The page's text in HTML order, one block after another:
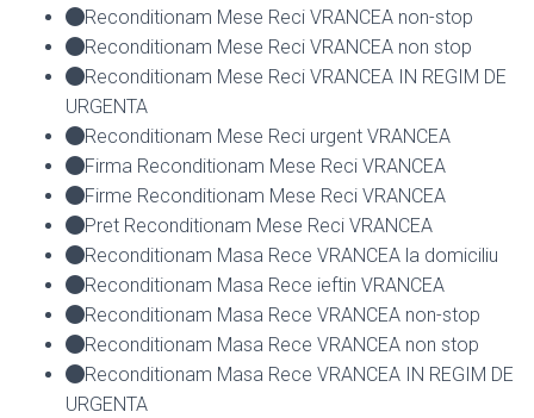
Reconditionam Mese Reci VRANCEA non-stop
Reconditionam Mese Reci VRANCEA non stop
Reconditionam Mese Reci VRANCEA IN REGIM DE
URGENTA
Reconditionam Mese Reci urgent VRANCEA
Firma Reconditionam Mese Reci VRANCEA
Firme Reconditionam Mese Reci VRANCEA
Pret Reconditionam Mese Reci VRANCEA
Reconditionam Masa Rece VRANCEA la domiciliu
Reconditionam Masa Rece ieftin VRANCEA
Reconditionam Masa Rece VRANCEA non-stop
Reconditionam Masa Rece VRANCEA non stop
Reconditionam Masa Rece VRANCEA IN REGIM DE
URGENTA